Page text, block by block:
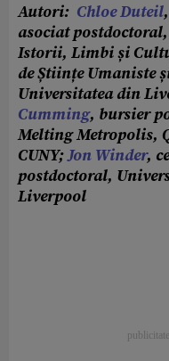
Autori: Chloe Duteil
asociat postdoctoral,
Istorii, Limbi și
de Științe Umaniste
Universitatea din
Cumming, bursier
Melting Metropolis,
CUNY;Jon Winder,
postdoctoral,
Liverpool